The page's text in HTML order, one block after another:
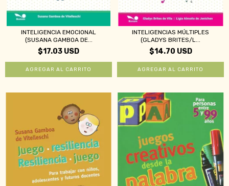
INTELIGENCIA EMOCIONAL
(SUSANA GAMBOA DE...
$17.03 USD
INTELIGENCIAS MÚLTIPLES
(GLADYS BRITES/L...
$14.70 USD